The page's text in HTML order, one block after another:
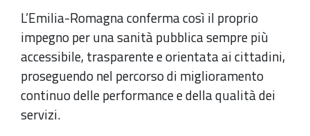
L’Emilia-Romagna conferma così il proprio
impegno per una sanità pubblica sempre più
accessibile, trasparente e orientata ai cittadini,
proseguendo nel percorso di miglioramento
continuo delle performance e della qualità dei
servizi.